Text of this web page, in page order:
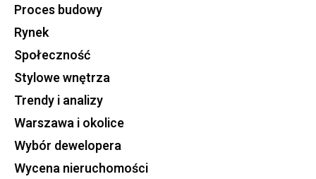
Proces budowy
Rynek
Społeczność
Stylowe wnętrza
Trendy i analizy
Warszawa i okolice
Wybór dewelopera
Wycena nieruchomości